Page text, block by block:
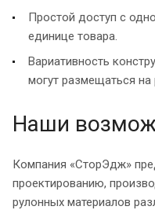
Простой доступ с
единице товара.
Вариативность
могут размещаться на
Наши
Компания «СторЭдж»
проектированию,
рулонных материалов